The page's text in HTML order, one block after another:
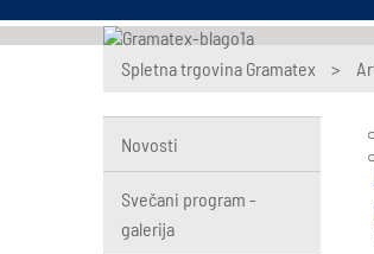
Spletna trgovina Gramatex >
Novosti
Svečani program -
galerija